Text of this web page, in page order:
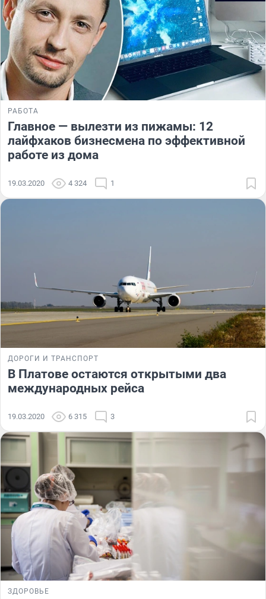
РАБОТА
Главное — вылезти из пижамы: 12
лайфхаков бизнесмена по эффективной
работе из дома
19.03.2020 4 324 1
ДОРОГИ И ТРАНСПОРТ
В Платове остаются открытыми два
международных рейса
19.03.2020 6 315 3
ЗДОРОВЬЕ